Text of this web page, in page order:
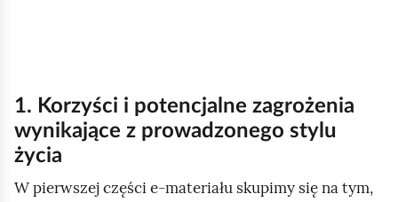
k
i
m
1. Korzyści i potencjalne zagrożenia
wynikające z prowadzonego stylu
życia
W pierwszej części e‑materiału skupimy się na tym,